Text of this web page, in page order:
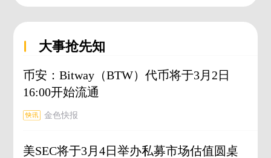
大事抢先知
币安：Bitway（BTW）代币将于3月2日
16:00开始流通
金色快报
美SEC将于3月4日举办私募市场估值圆桌